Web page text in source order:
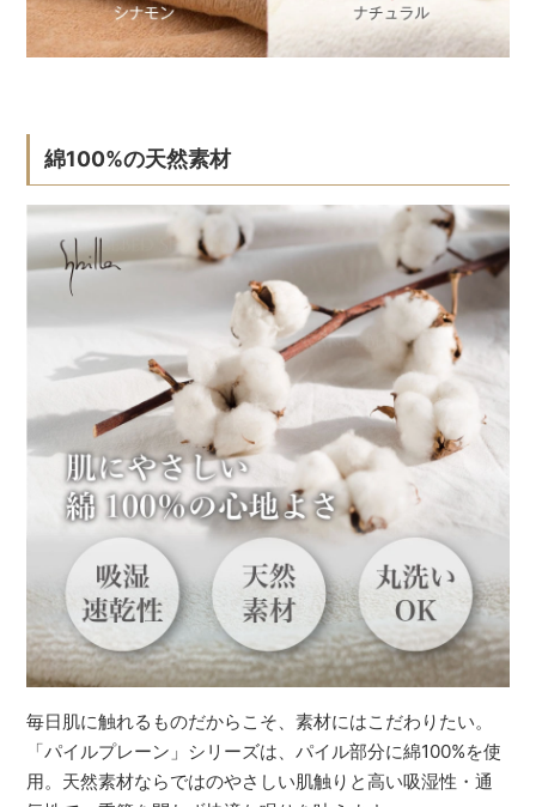
綿100%の天然素材
毎日肌に触れるものだからこそ、素材にはこだわりたい。
「パイルプレーン」シリーズは、パイル部分に綿100%を使
用。天然素材ならではのやさしい肌触りと高い吸湿性・通